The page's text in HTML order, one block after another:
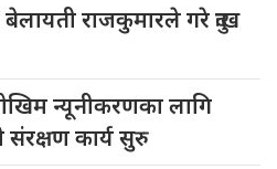
बेलायती राजकुमारले गरे दुःख
न्यूनीकरणका लागि
संरक्षण कार्य सुरु